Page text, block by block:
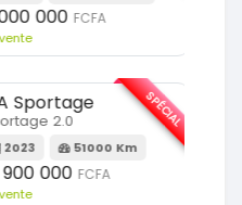
000FCFA
Sportage
2.0
51000 Km
900 000FCFA
SPÉCIAL